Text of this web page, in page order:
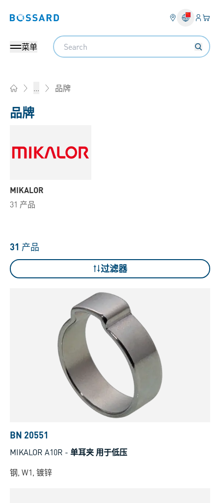
Bossard homepage 登入
您
菜单
Search
... 品牌
品牌
MIKALOR
31 产品
31 产品
过滤器
BN 20551
MIKALOR A10R - 单耳夹 用于低压
钢, W1, 镀锌